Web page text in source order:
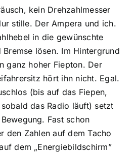
kein Drehzahlmesser
stille. Der Ampera und ich.
in die gewünschte
lösen. Im Hintergrund
ganz hoher Fiepton. Der
hört ihn nicht. Egal.
(bis auf das Fiepen,
das Radio läuft) setzt
Fast schon
den Zahlen auf dem Tacho
dem „Energiebildschirm”